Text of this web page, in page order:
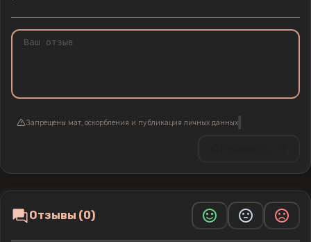
Запрещены мат, оскорбления и публикация личных данных
Отзывы (0)